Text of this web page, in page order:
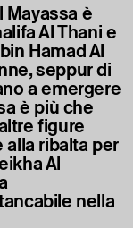
Mayassa è
Al Thani e
Hamad Al
seppur di
a emergere
è più che
figure
ribalta per
Al
nella